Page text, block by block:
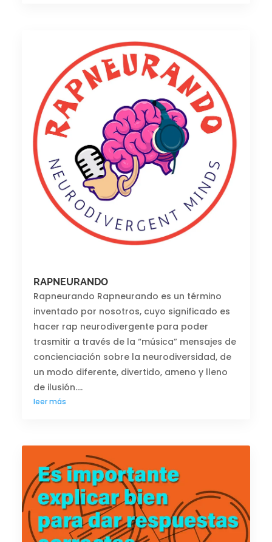
RAPNEURANDO
Rapneurando Rapneurando es un término
inventado por nosotros, cuyo significado es
hacer rap neurodivergente para poder
trasmitir a través de la “música” mensajes de
concienciación sobre la neurodiversidad, de
un modo diferente, divertido, ameno y lleno
de ilusión....
leer más